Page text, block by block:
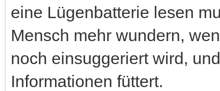
eine Lügenbatterie lesen
Mensch mehr wundern,
noch einsuggeriert wird,
Informationen füttert.